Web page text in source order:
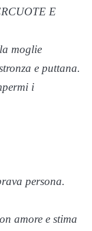
E
moglie
e puttana.
i
persona.
amore e stima